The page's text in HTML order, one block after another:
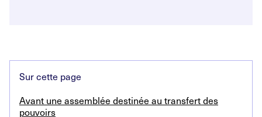
Sur cette page
Avant une assemblée destinée au transfert des
pouvoirs